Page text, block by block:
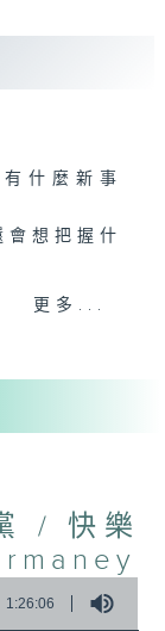
什麼新事
想把握什
好奇、可
物，那就
更多...
/ 快樂
1:26:06